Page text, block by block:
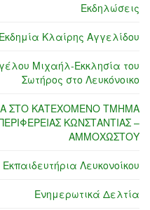
Εκδηλώσεις
Εκδημία Κλαίρης Αγγελίδου
Μιχαήλ-Εκκλησία του
Σωτήρος στο Λευκόνοικο
ΣΤΟ ΚΑΤΕΧΟΜΕΝΟ ΤΜΗΜΑ
ΚΩΝΣΤΑΝΤΙΑΣ –
ΑΜΜΟΧΩΣΤΟΥ
Εκπαιδευτήρια Λευκονοίκου
Ενημερωτικά Δελτία